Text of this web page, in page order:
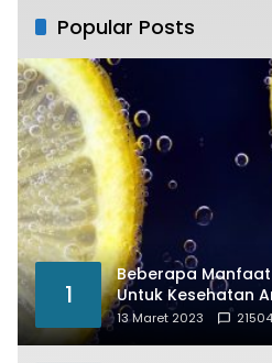
Popular Posts
1
Beberapa
Untuk Kesehatan
13 Maret 2023 21504